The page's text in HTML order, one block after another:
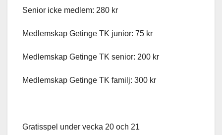
Senior icke medlem: 280 kr
Medlemskap Getinge TK junior: 75 kr
Medlemskap Getinge TK senior: 200 kr
Medlemskap Getinge TK familj: 300 kr
Gratisspel under vecka 20 och 21